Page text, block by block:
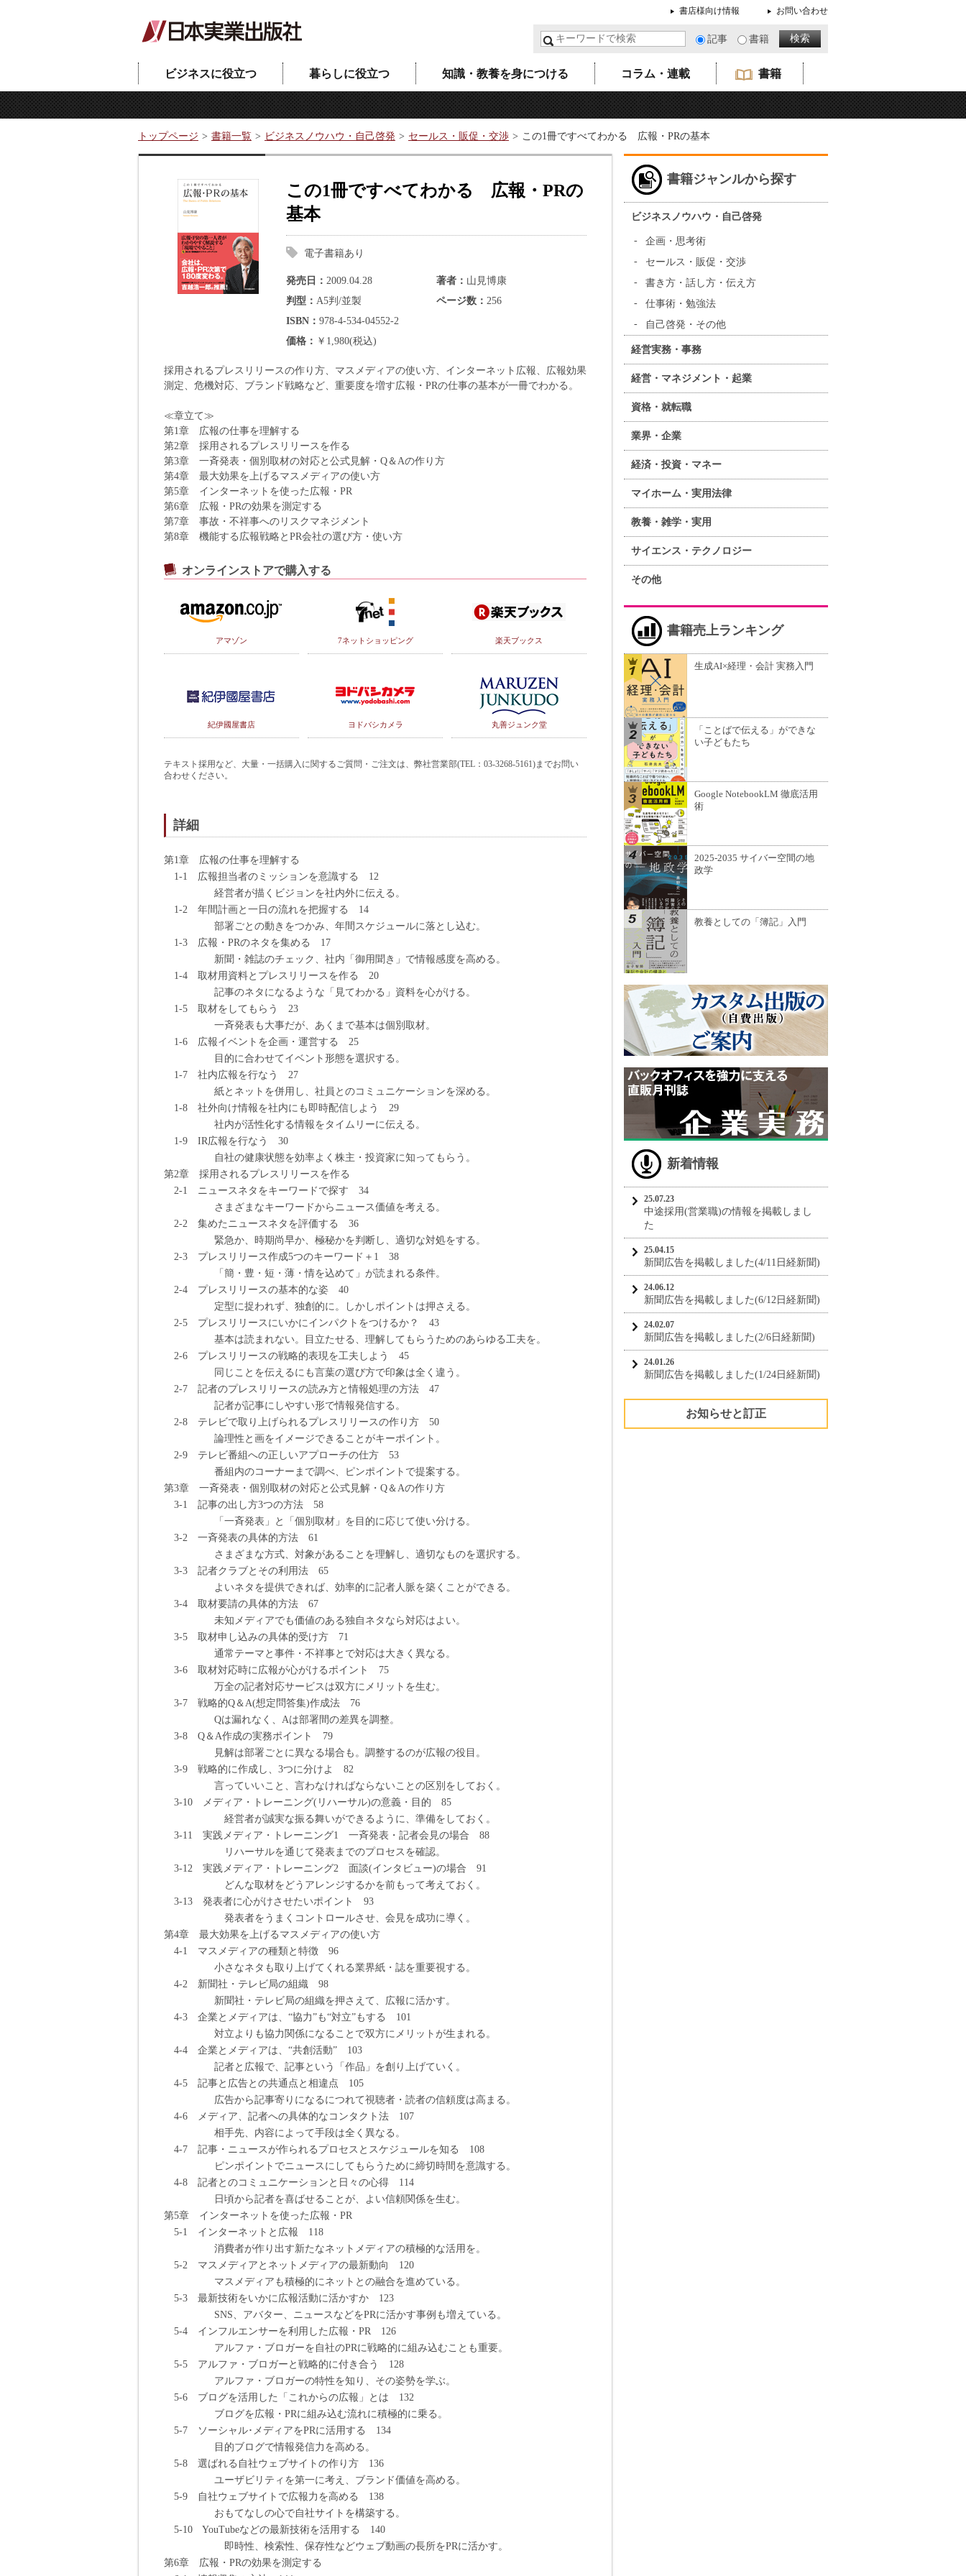
書店様向け情報 お問い合わせ
記事 書籍
ビジネスに役立つ 暮らしに役立つ 知識・教養を身につける コラム・連載 書籍
トップページ 書籍一覧 ビジネスノウハウ・自己啓発 セールス・販促・交渉 この1冊ですべてわかる 広報・PRの基本
この1冊ですべてわかる 広報・PRの
基本
電子書籍あり
発売日 2009.04.28 著者
山見博康
判型
A5判/並製 ページ数
256
ISBN
978-4-534-04552-2
価格
￥1,980(税込)
採用されるプレスリリースの作り方、マスメディアの使い方、インターネット広報、広報効果
測定、危機対応、ブランド戦略など、重要度を増す広報・PRの仕事の基本が一冊でわかる。
≪章立て≫
第1章 広報の仕事を理解する
第2章 採用されるプレスリリースを作る
第3章 一斉発表・個別取材の対応と公式見解・Q＆Aの作り方
第4章 最大効果を上げるマスメディアの使い方
第5章 インターネットを使った広報・PR
第6章 広報・PRの効果を測定する
第7章 事故・不祥事へのリスクマネジメント
第8章 機能する広報戦略とPR会社の選び方・使い方
オンラインストアで購入する
アマゾン 7ネットショッピング 楽天ブックス
紀伊國屋書店 ヨドバシカメラ 丸善ジュンク堂
テキスト採用など、大量・一括購入に関するご質問・ご注文は、弊社営業部(TEL：03-3268-5161)までお問い
合わせください。
詳細
第1章 広報の仕事を理解する
1-1 広報担当者のミッションを意識する 12
経営者が描くビジョンを社内外に伝える。
1-2 年間計画と一日の流れを把握する 14
部署ごとの動きをつかみ、年間スケジュールに落とし込む。
1-3 広報・PRのネタを集める 17
新聞・雑誌のチェック、社内「御用聞き」で情報感度を高める。
1-4 取材用資料とプレスリリースを作る 20
記事のネタになるような「見てわかる」資料を心がける。
1-5 取材をしてもらう 23
一斉発表も大事だが、あくまで基本は個別取材。
1-6 広報イベントを企画・運営する 25
目的に合わせてイベント形態を選択する。
1-7 社内広報を行なう 27
紙とネットを併用し、社員とのコミュニケーションを深める。
1-8 社外向け情報を社内にも即時配信しよう 29
社内が活性化する情報をタイムリーに伝える。
1-9 IR広報を行なう 30
自社の健康状態を効率よく株主・投資家に知ってもらう。
第2章 採用されるプレスリリースを作る
2-1 ニュースネタをキーワードで探す 34
さまざまなキーワードからニュース価値を考える。
2-2 集めたニュースネタを評価する 36
緊急か、時期尚早か、極秘かを判断し、適切な対処をする。
2-3 プレスリリース作成5つのキーワード＋1 38
「簡・豊・短・薄・情を込めて」が読まれる条件。
2-4 プレスリリースの基本的な姿 40
定型に捉われず、独創的に。しかしポイントは押さえる。
2-5 プレスリリースにいかにインパクトをつけるか？ 43
基本は読まれない。目立たせる、理解してもらうためのあらゆる工夫を。
2-6 プレスリリースの戦略的表現を工夫しよう 45
同じことを伝えるにも言葉の選び方で印象は全く違う。
2-7 記者のプレスリリースの読み方と情報処理の方法 47
記者が記事にしやすい形で情報発信する。
2-8 テレビで取り上げられるプレスリリースの作り方 50
論理性と画をイメージできることがキーポイント。
2-9 テレビ番組への正しいアプローチの仕方 53
番組内のコーナーまで調べ、ピンポイントで提案する。
第3章 一斉発表・個別取材の対応と公式見解・Q＆Aの作り方
3-1 記事の出し方3つの方法 58
「一斉発表」と「個別取材」を目的に応じて使い分ける。
3-2 一斉発表の具体的方法 61
さまざまな方式、対象があることを理解し、適切なものを選択する。
3-3 記者クラブとその利用法 65
よいネタを提供できれば、効率的に記者人脈を築くことができる。
3-4 取材要請の具体的方法 67
未知メディアでも価値のある独自ネタなら対応はよい。
3-5 取材申し込みの具体的受け方 71
通常テーマと事件・不祥事とで対応は大きく異なる。
3-6 取材対応時に広報が心がけるポイント 75
万全の記者対応サービスは双方にメリットを生む。
3-7 戦略的Q＆A(想定問答集)作成法 76
Qは漏れなく、Aは部署間の差異を調整。
3-8 Q＆A作成の実務ポイント 79
見解は部署ごとに異なる場合も。調整するのが広報の役目。
3-9 戦略的に作成し、3つに分けよ 82
言っていいこと、言わなければならないことの区別をしておく。
3-10 メディア・トレーニング(リハーサル)の意義・目的 85
経営者が誠実な振る舞いができるように、準備をしておく。
3-11 実践メディア・トレーニング1 一斉発表・記者会見の場合 88
リハーサルを通じて発表までのプロセスを確認。
3-12 実践メディア・トレーニング2 面談(インタビュー)の場合 91
どんな取材をどうアレンジするかを前もって考えておく。
3-13 発表者に心がけさせたいポイント 93
発表者をうまくコントロールさせ、会見を成功に導く。
第4章 最大効果を上げるマスメディアの使い方
4-1 マスメディアの種類と特徴 96
小さなネタも取り上げてくれる業界紙・誌を重要視する。
4-2 新聞社・テレビ局の組織 98
新聞社・テレビ局の組織を押さえて、広報に活かす。
4-3 企業とメディアは、“協力”も“対立”もする 101
対立よりも協力関係になることで双方にメリットが生まれる。
4-4 企業とメディアは、“共創活動” 103
記者と広報で、記事という「作品」を創り上げていく。
4-5 記事と広告との共通点と相違点 105
広告から記事寄りになるにつれて視聴者・読者の信頼度は高まる。
4-6 メディア、記者への具体的なコンタクト法 107
相手先、内容によって手段は全く異なる。
4-7 記事・ニュースが作られるプロセスとスケジュールを知る 108
ピンポイントでニュースにしてもらうために締切時間を意識する。
4-8 記者とのコミュニケーションと日々の心得 114
日頃から記者を喜ばせることが、よい信頼関係を生む。
第5章 インターネットを使った広報・PR
5-1 インターネットと広報 118
消費者が作り出す新たなネットメディアの積極的な活用を。
5-2 マスメディアとネットメディアの最新動向 120
マスメディアも積極的にネットとの融合を進めている。
5-3 最新技術をいかに広報活動に活かすか 123
SNS、アバター、ニュースなどをPRに活かす事例も増えている。
5-4 インフルエンサーを利用した広報・PR 126
アルファ・ブロガーを自社のPRに戦略的に組み込むことも重要。
5-5 アルファ・ブロガーと戦略的に付き合う 128
アルファ・ブロガーの特性を知り、その姿勢を学ぶ。
5-6 ブログを活用した「これからの広報」とは 132
ブログを広報・PRに組み込む流れに積極的に乗る。
5-7 ソーシャル･メディアをPRに活用する 134
目的ブログで情報発信力を高める。
5-8 選ばれる自社ウェブサイトの作り方 136
ユーザビリティを第一に考え、ブランド価値を高める。
5-9 自社ウェブサイトで広報力を高める 138
おもてなしの心で自社サイトを構築する。
5-10 YouTubeなどの最新技術を活用する 140
即時性、検索性、保存性などウェブ動画の長所をPRに活かす。
第6章 広報・PRの効果を測定する
書籍ジャンルから探す
ビジネスノウハウ・自己啓発
企画・思考術
セールス・販促・交渉
書き方・話し方・伝え方
仕事術・勉強法
自己啓発・その他
経営実務・事務
経営・マネジメント・起業
資格・就転職
業界・企業
経済・投資・マネー
マイホーム・実用法律
教養・雑学・実用
サイエンス・テクノロジー
その他
書籍売上ランキング
生成AI×経理・会計 実務入門
「ことばで伝える」ができな
い子どもたち
Google NotebookLM 徹底活用
術
2025-2035 サイバー空間の地
政学
教養としての「簿記」入門
新着情報
25.07.23
中途採用(営業職)の情報を掲載しまし
た
25.04.15
新聞広告を掲載しました(4/11日経新聞)
24.06.12
新聞広告を掲載しました(6/12日経新聞)
24.02.07
新聞広告を掲載しました(2/6日経新聞)
24.01.26
新聞広告を掲載しました(1/24日経新聞)
お知らせと訂正